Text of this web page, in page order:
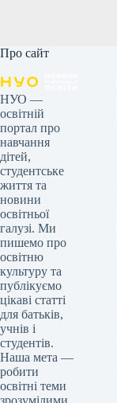
Про сайт
НУО —
освітній
портал про
навчання
дітей,
студентське
життя та
новини
освітньої
галузі. Ми
пишемо про
освітню
культуру та
публікуємо
цікаві статті
для батьків,
учнів і
студентів.
Наша мета —
робити
освітні теми
зрозумілими